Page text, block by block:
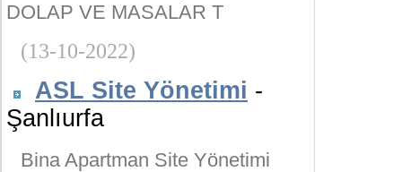
DOLAP VE MASALAR T
(13-10-2022)
ASL Site Yönetimi -
Şanlıurfa
Bina Apartman Site Yönetimi